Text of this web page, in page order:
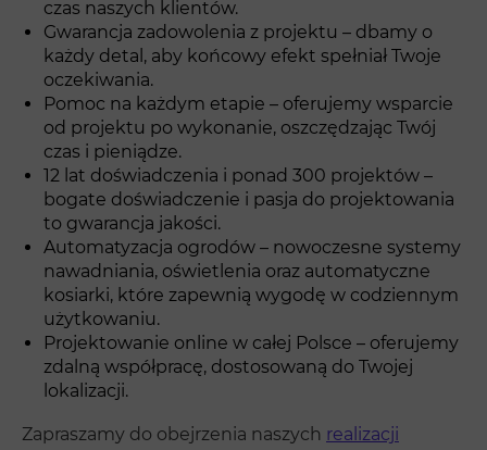
czas naszych klientów.
Gwarancja zadowolenia z projektu – dbamy o
każdy detal, aby końcowy efekt spełniał Twoje
oczekiwania.
Pomoc na każdym etapie – oferujemy wsparcie
od projektu po wykonanie, oszczędzając Twój
czas i pieniądze.
12 lat doświadczenia i ponad 300 projektów –
bogate doświadczenie i pasja do projektowania
to gwarancja jakości.
Automatyzacja ogrodów – nowoczesne systemy
nawadniania, oświetlenia oraz automatyczne
kosiarki, które zapewnią wygodę w codziennym
użytkowaniu.
Projektowanie online w całej Polsce – oferujemy
zdalną współpracę, dostosowaną do Twojej
lokalizacji.
Zapraszamy do obejrzenia naszych realizacji